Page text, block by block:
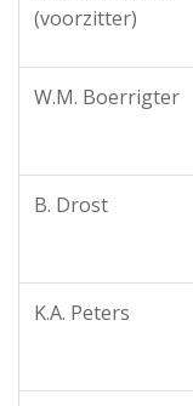
(voorzitter)
W.M. Boerrigter
B. Drost
K.A. Peters